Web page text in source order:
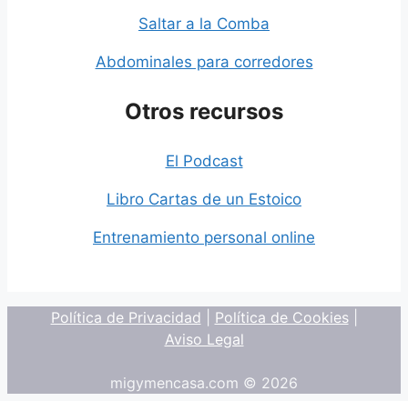
Saltar a la Comba
Abdominales para corredores
Otros recursos
El Podcast
Libro Cartas de un Estoico
Entrenamiento personal online
Política de Privacidad Política de Cookies|
Aviso Legal
migymencasa.com © 2026